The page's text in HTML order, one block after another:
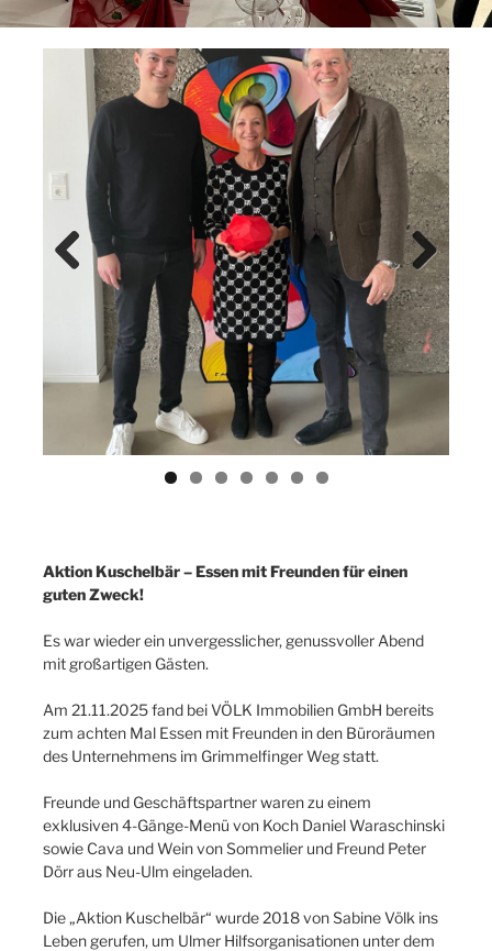
Next
Aktion Kuschelbär – Essen mit Freunden für einen
guten Zweck!
Es war wieder ein unvergesslicher, genussvoller Abend
mit großartigen Gästen.
Am 21.11.2025 fand bei VÖLK Immobilien GmbH bereits
zum achten Mal Essen mit Freunden in den Büroräumen
des Unternehmens im Grimmelfinger Weg statt.
Freunde und Geschäftspartner waren zu einem
exklusiven 4-Gänge-Menü von Koch Daniel Waraschinski
sowie Cava und Wein von Sommelier und Freund Peter
Dörr aus Neu-Ulm eingeladen.
Die „Aktion Kuschelbär“ wurde 2018 von Sabine Völk ins
Leben gerufen, um Ulmer Hilfsorganisationen unter dem